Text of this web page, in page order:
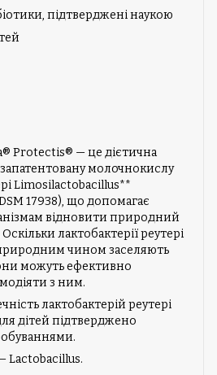
підтверджені наукою
Protectis® — це дієтична
запатентовану молочнокислу
Limosilactobacillus**
17938), що допомагає
відновити природний
лактобактерії реутері
чином заселяють
можуть ефективно
з ним.
лактобактерій реутері
дітей підтверджено
Lactobacillus.